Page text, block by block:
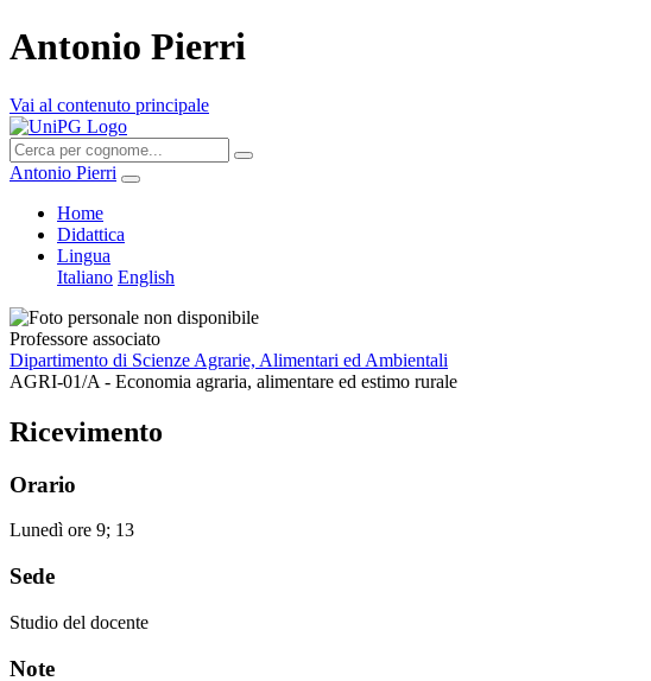
Antonio Pierri
Vai al contenuto principale
Antonio Pierri
Home
Didattica
Lingua
Italiano English
Professore associato
Dipartimento di Scienze Agrarie, Alimentari ed Ambientali
AGRI-01/A - Economia agraria, alimentare ed estimo rurale
Ricevimento
Orario
Lunedì ore 9; 13
Sede
Studio del docente
Note